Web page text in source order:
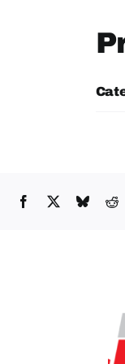
Facebook
X Bluesky